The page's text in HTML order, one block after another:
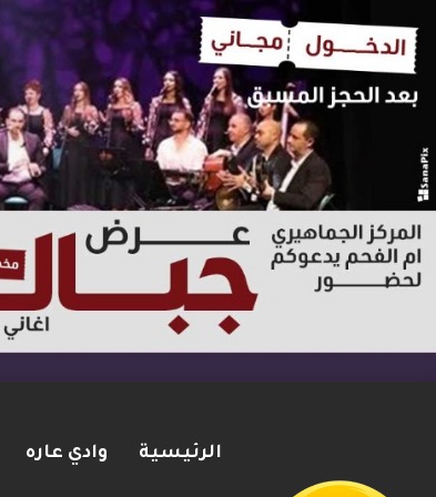
الرئيسية وادي عاره